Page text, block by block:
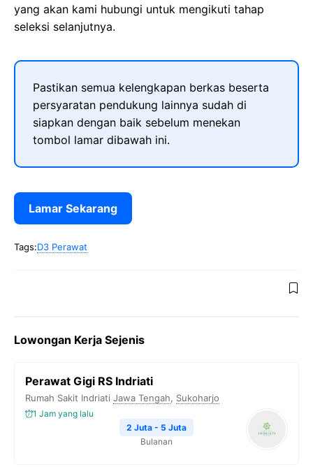
yang akan kami hubungi untuk mengikuti tahap
seleksi selanjutnya.
Pastikan semua kelengkapan berkas beserta
persyaratan pendukung lainnya sudah di
siapkan dengan baik sebelum menekan
tombol lamar dibawah ini.
Lamar Sekarang
Tags:D3 Perawat
Lowongan Kerja Sejenis
Perawat Gigi RS Indriati
Rumah Sakit Indriati Jawa Tengah, Sukoharjo
1 Jam yang lalu
2 Juta - 5 Juta
Bulanan